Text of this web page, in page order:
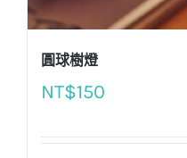
圓球樹燈
NT$150